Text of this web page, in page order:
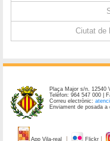
Ciutat de
Plaça Major s/n. 12540
Telèfon: 964 547 000 |
Correu electrònic:
Enviament de posada
App Vila-real Flickr